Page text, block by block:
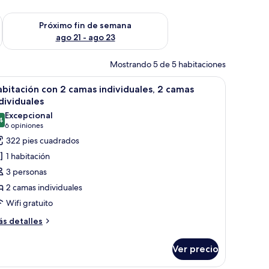
semana ago 14 - ago 16
Próximo fin de semana
ago 21 - ago 23
Consulta la disponibilidad para el próximo fin de semana
Mostrando 5 de 5 habitaciones
con cortinas.
televisor y ventana con cortinas.Un dormitorio con cama, mesita de noche y
9
con 2 camas individuales, 2 camas
de 10
Excepcional
6 opiniones
(6
opiniones)
322 pies cuadrados
1 habitación
3 personas
2 camas individuales
Wifi gratuito
detalles
Ver precio